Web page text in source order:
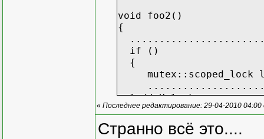
void foo2()
{
if ()
{
mutex::scoped_lock
} // Unlock
« Последнее редактирование: 29-04-2010
Странно всё это....